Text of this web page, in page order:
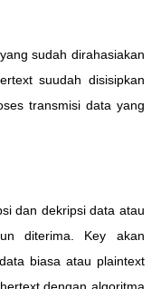
sudah dirahasiakan
suudah disisipkan
transmisi data yang
dan dekripsi data atau
diterima. Key akan
biasa atau plaintext